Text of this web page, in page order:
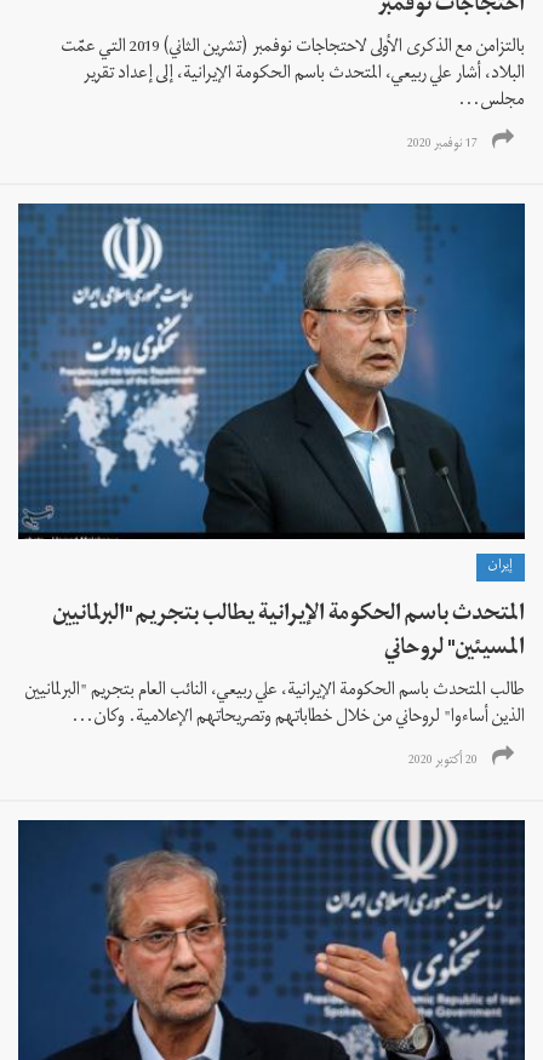
بالتزامن مع الذكرى الأولى لاحتجاجات نوفمبر (تشرين الثاني) 2019 التي عمّت
البلاد، أشار علي ربيعي، المتحدث باسم الحكومة الإيرانية، إلى إعداد تقرير
مجلس...
17 نوفمبر 2020
إيران
المتحدث باسم الحكومة الإيرانية يطالب بتجريم "البرلمانيين
المسيئين" لروحاني
طالب المتحدث باسم الحكومة الإيرانية، علي ربيعي، النائب العام بتجريم "البرلمانيين
الذين أساءوا" لروحاني من خلال خطاباتهم وتصريحاتهم الإعلامية. وكان...
20 أكتوبر 2020